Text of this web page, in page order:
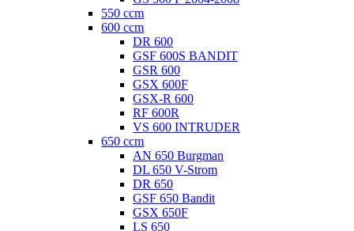
550 ccm
600 ccm
DR 600
GSF 600S BANDIT
GSR 600
GSX 600F
GSX-R 600
RF 600R
VS 600 INTRUDER
650 ccm
AN 650 Burgman
DL 650 V-Strom
DR 650
GSF 650 Bandit
GSX 650F
LS 650